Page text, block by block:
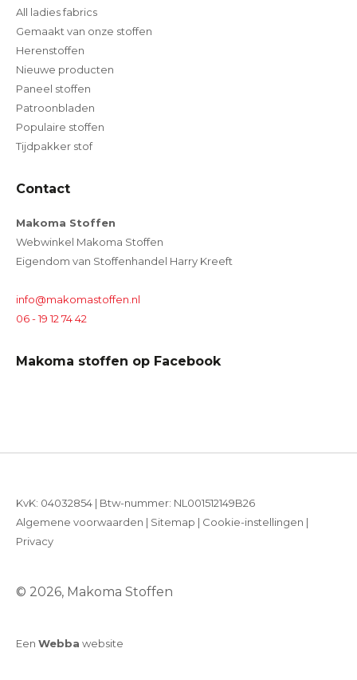
All ladies fabrics
Gemaakt van onze stoffen
Herenstoffen
Nieuwe producten
Paneel stoffen
Patroonbladen
Populaire stoffen
Tijdpakker stof
Contact
Makoma Stoffen
Webwinkel Makoma Stoffen
Eigendom van Stoffenhandel Harry Kreeft
info@makomastoffen.nl
06 - 19 12 74 42
Makoma stoffen op Facebook
© 2026, Makoma Stoffen
KvK: 04032854 | Btw-nummer: NL001512149B26
Algemene voorwaarden | Sitemap | Cookie-instellingen |
Privacy
Een Webba website